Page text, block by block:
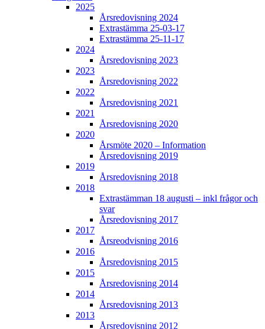
2025
Årsredovisning 2024
Extrastämma 25-03-17
Extrastämma 25-11-17
2024
Årsredovisning 2023
2023
Årsredovisning 2022
2022
Årsredovisning 2021
2021
Årsredovisning 2020
2020
Årsmöte 2020 – Information
Årsredovisning 2019
2019
Årsredovisning 2018
2018
Extrastämman 18 augusti – inkl frågor och
svar
Årsredovisning 2017
2017
Årsreodvisning 2016
2016
Årsredovisning 2015
2015
Årsredovisning 2014
2014
Årsredovisning 2013
2013
Årsredovisning 2012